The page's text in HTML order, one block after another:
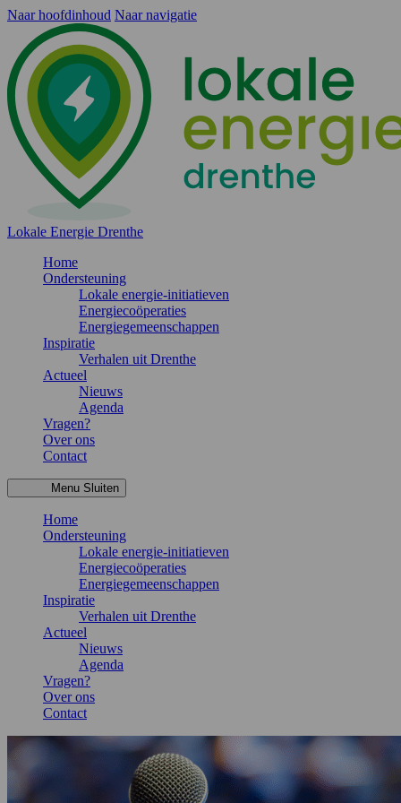
Naar hoofdinhoud Naar navigatie
Lokale Energie Drenthe
Home
Ondersteuning
Lokale energie-initiatieven
Energiecoöperaties
Energiegemeenschappen
Inspiratie
Verhalen uit Drenthe
Actueel
Nieuws
Agenda
Vragen?
Over ons
Contact
Menu Sluiten
Home
Ondersteuning
Lokale energie-initiatieven
Energiecoöperaties
Energiegemeenschappen
Inspiratie
Verhalen uit Drenthe
Actueel
Nieuws
Agenda
Vragen?
Over ons
Contact